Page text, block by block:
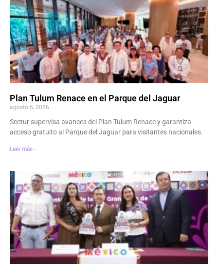
Plan Tulum Renace en el Parque del Jaguar
agosto 6, 2026
Sectur supervisa avances del Plan Tulum Renace y garantiza
acceso gratuito al Parque del Jaguar para visitantes nacionales.
Leer más ›